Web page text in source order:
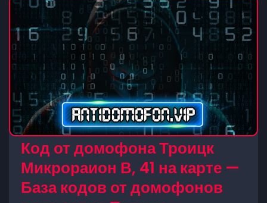
Код от домофона Троицк
Микрораион В, 41 на карте —
База кодов от домофонов